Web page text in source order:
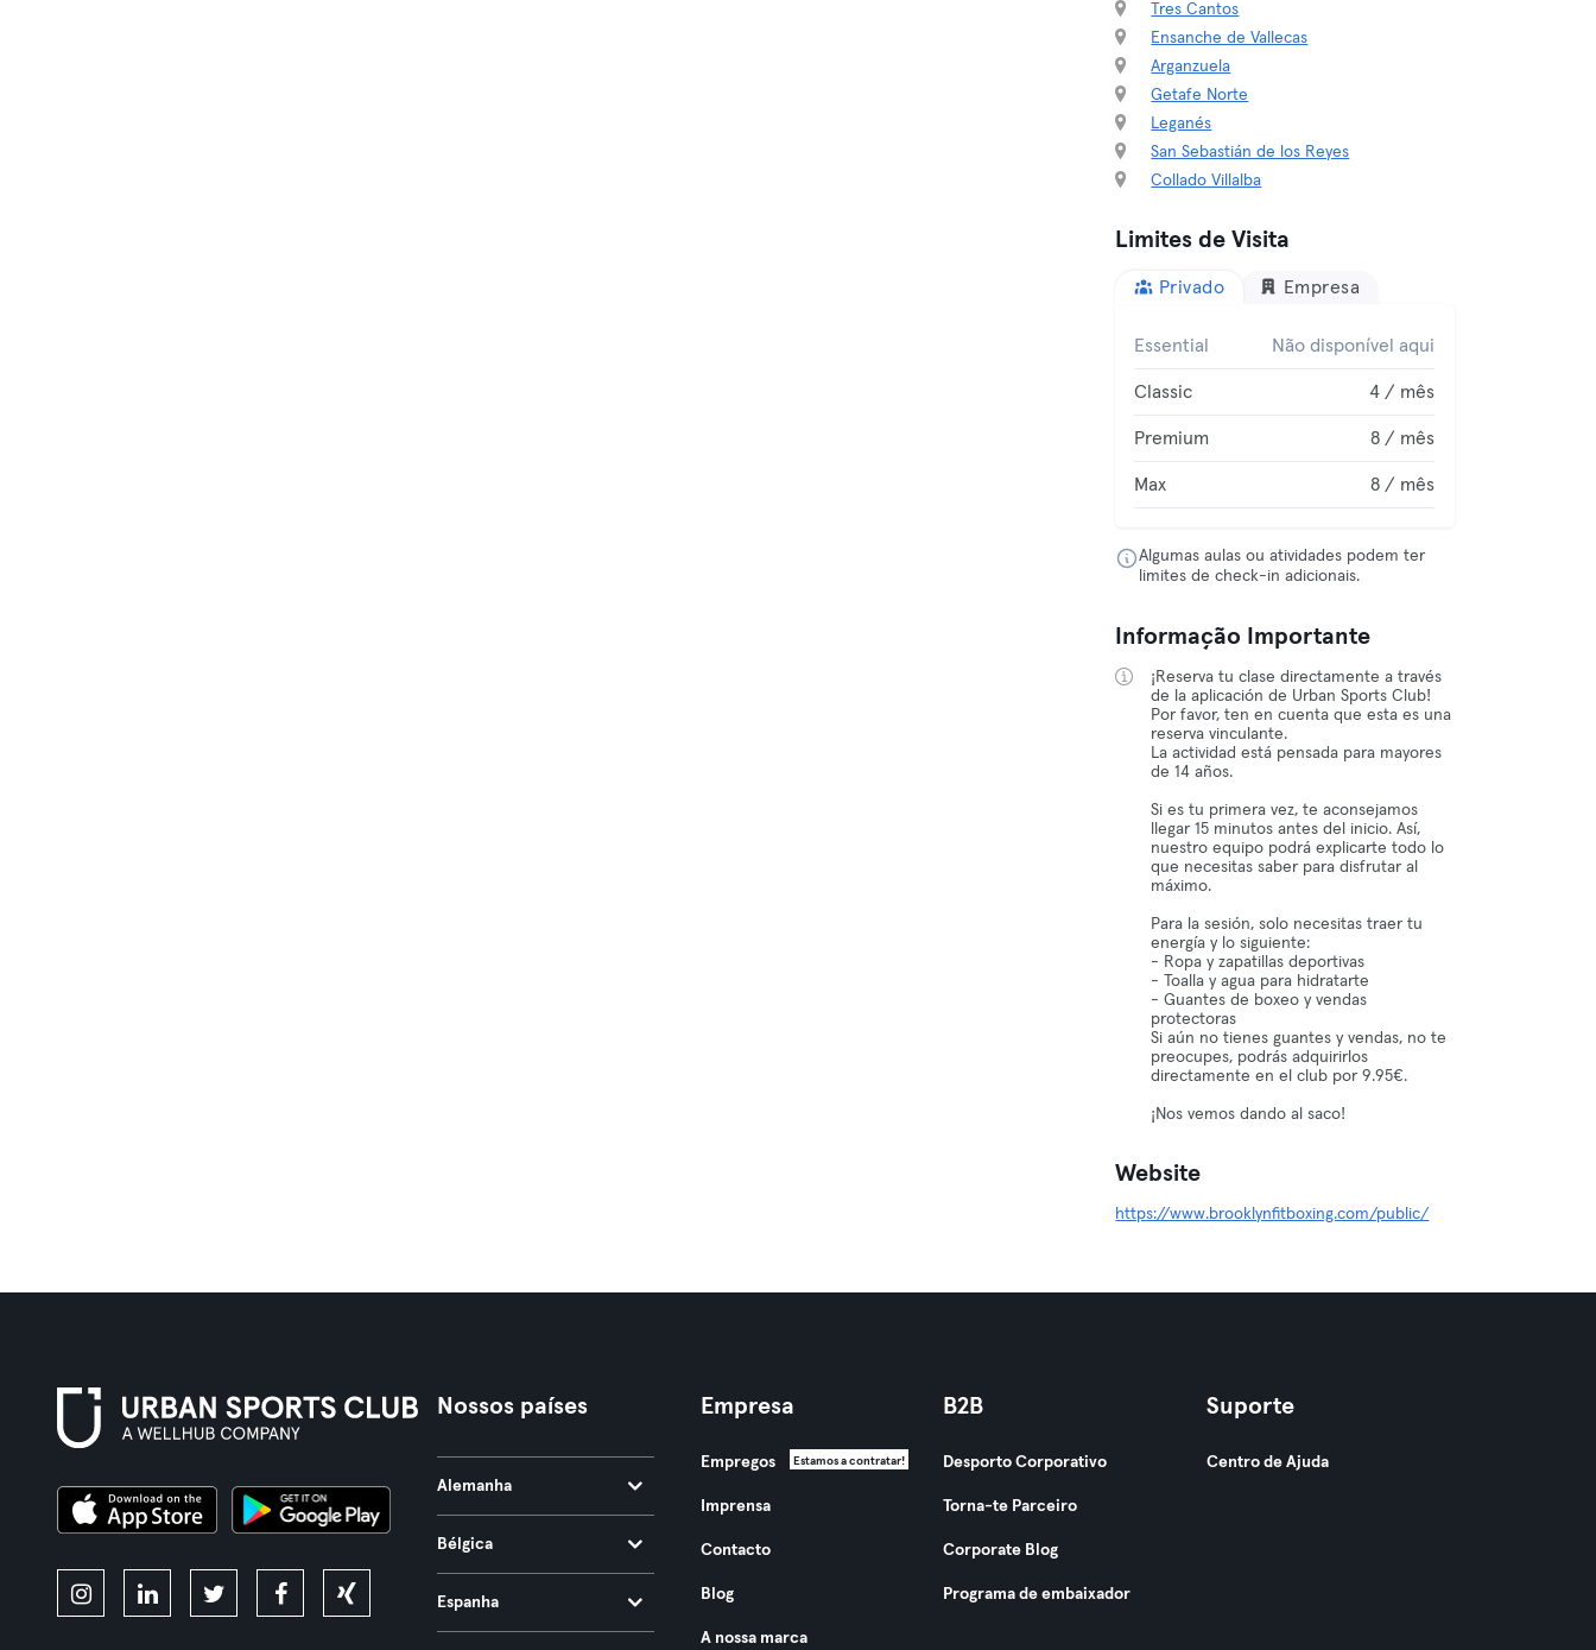
Tres Cantos
Ensanche de Vallecas
Arganzuela
Getafe Norte
Leganés
San Sebastián de los Reyes
Collado Villalba
Limites de Visita
Privado Empresa
Essential Não disponível aqui
Classic 4 / mês
Premium 8 / mês
Max 8 / mês
Algumas aulas ou atividades podem ter
limites de check-in adicionais.
Informação Importante
¡Reserva tu clase directamente a través
de la aplicación de Urban Sports Club!
Por favor, ten en cuenta que esta es una
reserva vinculante.
La actividad está pensada para mayores
de 14 años.
Si es tu primera vez, te aconsejamos
llegar 15 minutos antes del inicio. Así,
nuestro equipo podrá explicarte todo lo
que necesitas saber para disfrutar al
máximo.
Para la sesión, solo necesitas traer tu
energía y lo siguiente:
- Ropa y zapatillas deportivas
- Toalla y agua para hidratarte
- Guantes de boxeo y vendas
protectoras
Si aún no tienes guantes y vendas, no te
preocupes, podrás adquirirlos
directamente en el club por 9.95€.
¡Nos vemos dando al saco!
Website
https://www.brooklynfitboxing.com/public/
Nossos países
Alemanha
Bélgica
Espanha
Empresa
Empregos Estamos a contratar!
Imprensa
Contacto
Blog
A nossa marca
B2B
Desporto Corporativo
Torna-te Parceiro
Corporate Blog
Programa de embaixador
Suporte
Centro de Ajuda